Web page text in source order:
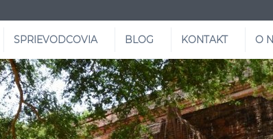
SPRIEVODCOVIA BLOG KONTAKT O